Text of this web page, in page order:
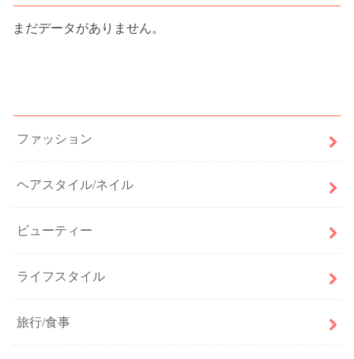
まだデータがありません。
ファッション
ヘアスタイル/ネイル
ビューティー
ライフスタイル
旅行/食事